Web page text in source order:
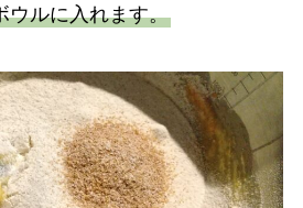
ウルに入れます。